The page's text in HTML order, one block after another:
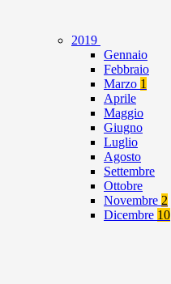
2019
Gennaio
Febbraio
Marzo 1
Aprile
Maggio
Giugno
Luglio
Agosto
Settembre
Ottobre
Novembre 2
Dicembre 10